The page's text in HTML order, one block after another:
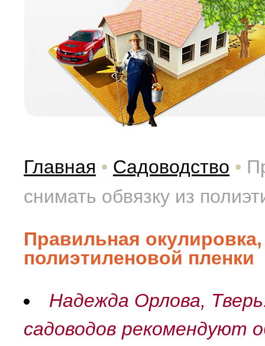
Главная • Садоводство •
снимать обвязку из
Правильная
полиэтиленовой пленки
Надежда Орлова,
садоводов рекомендуют